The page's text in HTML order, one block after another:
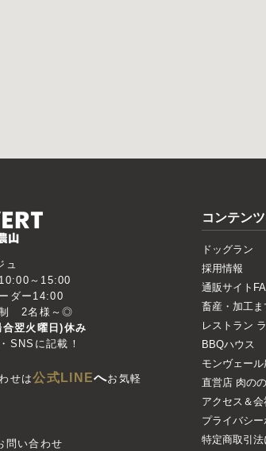
ュ
～15:00
ダー14:00
制 2名様～◎
翌火曜日)休み
SNSに記載！
せは公式LINEへお気軽
問い合わせ
コンテンツ
ドッグラン
採用情報
通販サイト
畜産・加工
レストラン
BBQハウス
モンヴェー
直営店 肉の
アクセス＆
プライバシ
特定商取引